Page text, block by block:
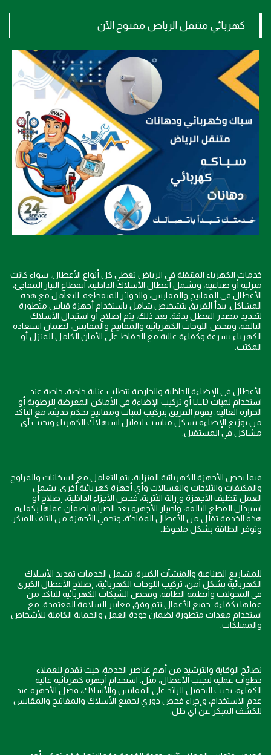
كهربائي متنقل الرياض مفتوح الآن
خدمات الكهرباء المتنقلة في الرياض تغطي كل أنواع الأعطال، سواء كانت
منزلية أو صناعية، وتشمل أعطال الأسلاك الداخلية، انقطاع التيار المفاجئ،
الأعطال في المفاتيح والمقابس، والدوائر المتقطعة. للتعامل مع هذه
المشاكل، يبدأ الفريق بتشخيص شامل باستخدام أجهزة قياس متطورة
لتحديد مصدر العطل بدقة. بعد ذلك، يتم إصلاح أو استبدال الأسلاك
التالفة، وفحص اللوحات الكهربائية والمفاتيح والمقابس، لضمان استعادة
الكهرباء بسرعة وكفاءة عالية مع الحفاظ على الأمان الكامل للمنزل أو
المكتب.
الأعطال في الإضاءة الداخلية والخارجية تتطلب عناية خاصة، خاصة عند
استخدام لمبات LED أو تركيب الإضاءة في الأماكن المعرضة للرطوبة أو
الحرارة العالية. يقوم الفريق بتركيب لمبات ومفاتيح تحكم حديثة، مع التأكد
من توزيع الإضاءة بشكل مناسب لتقليل استهلاك الكهرباء وتجنب أي
مشاكل في المستقبل.
فيما يخص الأجهزة الكهربائية المنزلية، يتم التعامل مع السخانات والمراوح
والمكيفات والثلاجات والغسالات وأي أجهزة كهربائية أخرى. يشمل
العمل تنظيف الأجهزة وإزالة الأتربة، فحص الأجزاء الداخلية، إصلاح أو
استبدال القطع التالفة، واختبار الأجهزة بعد الصيانة لضمان عملها بكفاءة.
هذه الخدمة تقلل من الأعطال المفاجئة، وتحمي الأجهزة من التلف المبكر،
وتوفر الطاقة بشكل ملحوظ.
للمشاريع الصناعية والمنشآت الكبيرة، تشمل الخدمات تمديد الأسلاك
الكهربائية بشكل آمن، تركيب اللوحات الكهربائية، إصلاح الأعطال الكبرى
في المحولات وأنظمة الطاقة، وفحص الشبكات الكهربائية للتأكد من
عملها بكفاءة. جميع الأعمال تتم وفق معايير السلامة المعتمدة، مع
استخدام معدات متطورة لضمان جودة العمل والحماية الكاملة للأشخاص
والممتلكات.
نصائح الوقاية والترشيد من أهم عناصر الخدمة، حيث نقدم للعملاء
خطوات عملية لتجنب الأعطال، مثل: استخدام أجهزة كهربائية عالية
الكفاءة، تجنب التحميل الزائد على المقابس والأسلاك، فصل الأجهزة عند
عدم الاستخدام، وإجراء فحص دوري لجميع الأسلاك والمفاتيح والمقابس
للكشف المبكر عن أي خلل.